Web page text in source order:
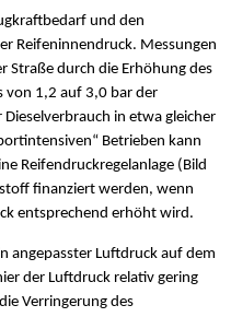
und den
Reifeninnendruck. Messungen
Straße durch die Erhöhung des
von 1,2 auf 3,0 bar der
in etwa gleicher
Betrieben kann
Reifendruckregelanlage (Bild
finanziert werden, wenn
entsprechend erhöht wird.
angepasster Luftdruck auf dem
der Luftdruck relativ gering
Verringerung des